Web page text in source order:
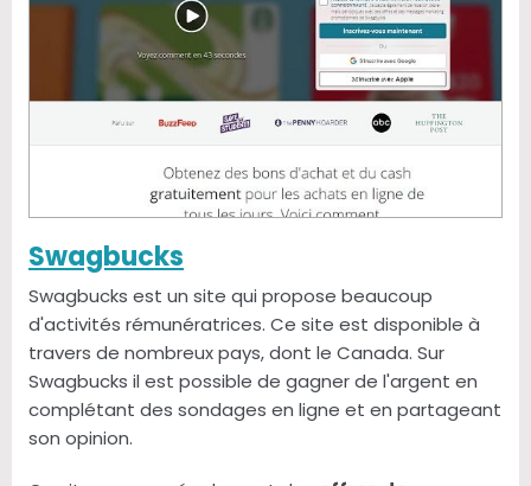
Swagbucks
Swagbucks est un site qui propose beaucoup
d'activités rémunératrices. Ce site est disponible à
travers de nombreux pays, dont le Canada. Sur
Swagbucks il est possible de gagner de l'argent en
complétant des sondages en ligne et en partageant
son opinion.